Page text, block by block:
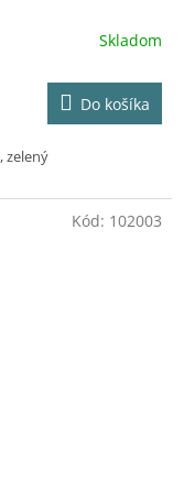
Skladom
Do košíka
zelený
Kód: 102003